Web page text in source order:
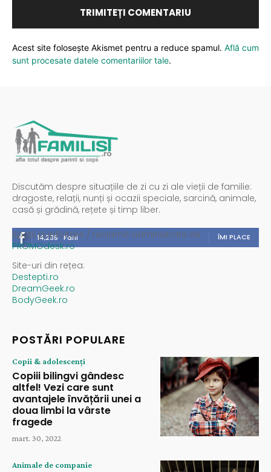
Acest site folosește Akismet pentru a reduce spamul. Află cum
sunt procesate datele comentariilor tale.
Discutăm despre situațiile de zi cu zi ale vieții de familie:
dragoste, relații, nunți și ocazii speciale, sarcină, animale,
casă și grădină, rețete și timp liber.
14,235 Fani ÎMI PLACE
Spații publicitare / reclamă administrată de
PROMOdesk.ro
Site-uri din rețea:
Destepti.ro
DreamGeek.ro
BodyGeek.ro
POSTĂRI POPULARE
Copii & adolescenți
Copiii bilingvi gândesc
altfel! Vezi care sunt
avantajele învățării unei a
doua limbi la vârste
fragede
mart. 30, 2022
Animale de companie